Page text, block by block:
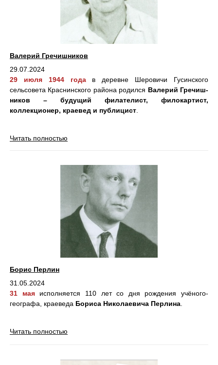
Валерий Гречиш­ников
29.07.2024
29 июля 1944 годав деревне Шеровичи Гусинско­го
сельсовета Краснинского района родился Валерий Гречиш­
ников – будущий филателист, фи­локартист,
коллекционер, краевед и публицист
Читать полностью
Борис Перлин
31.05.2024
31 мая исполняется 110 лет со дня рождения учёного-
географа, краеведа Бориса Николаевича Перлина.
Читать полностью